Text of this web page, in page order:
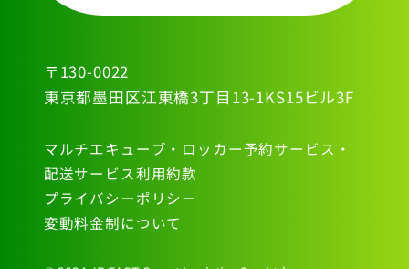
〒130-0022
東京都墨田区江東橋3丁目13-1KS15ビル3F
マルチエキューブ・ロッカー予約サービス・
配送サービス利用約款
プライバシーポリシー
変動料金制について